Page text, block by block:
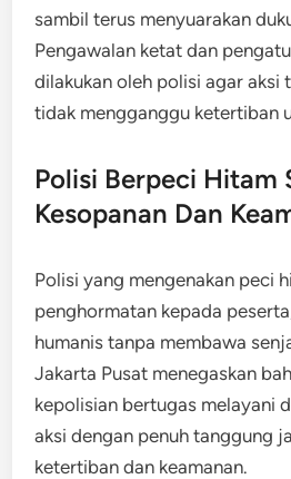
sambil terus menyuarakan
Pengawalan ketat dan
dilakukan oleh polisi agar aksi
tidak mengganggu ketertiban
Polisi Berpeci Hitam
Kesopanan Dan
Polisi yang mengenakan peci
penghormatan kepada
humanis tanpa membawa
Jakarta Pusat menegaskan
kepolisian bertugas melayani
aksi dengan penuh tanggung
ketertiban dan keamanan.